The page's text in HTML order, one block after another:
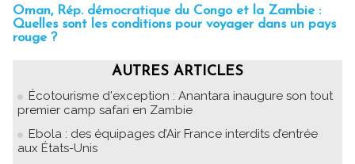
Oman, Rép. démocratique du Congo et la Zambie :
Quelles sont les conditions pour voyager dans un pays
rouge ?
AUTRES ARTICLES
Écotourisme d'exception : Anantara inaugure son tout
premier camp safari en Zambie
Ebola : des équipages d’Air France interdits d’entrée
aux États-Unis